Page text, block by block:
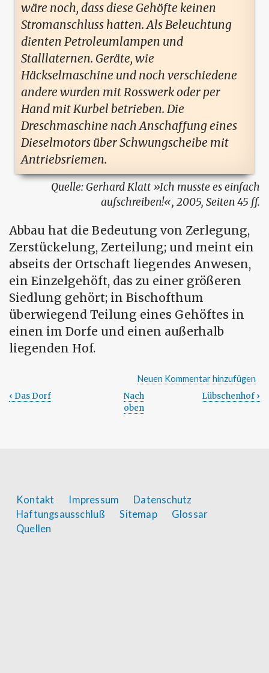
wäre noch, dass diese Gehöfte keinen
Stromanschluss hatten. Als Beleuchtung
dienten Petroleumlampen und
Stalllaternen. Geräte, wie
Häckselmaschine und noch verschiedene
andere wurden mit Rosswerk oder per
Hand mit Kurbel betrieben. Die
Dreschmaschine nach Anschaffung eines
Dieselmotors über Schwungscheibe mit
Antriebsriemen.
Gerhard Klatt
Ich musste es einfach
aufschreiben! , 2005, Seiten 45 ff.
Abbau hat die Bedeutung von Zerlegung,
Zerstückelung, Zerteilung; und meint ein
abseits der Ortschaft liegendes Anwesen,
ein Einzelgehöft, das zu einer größeren
Siedlung gehört; in Bischofthum
überwiegend Teilung eines Gehöftes in
einen im Dorfe und einen außerhalb
liegenden Hof.
Neuen Kommentar hinzufügen
im
Buch
‹ Das Dorf
Nach
oben
Lübschenhof ›
Footer
menu
Kontakt Impressum
Datenschutz
Haftungsausschluß
Sitemap
Glossar
Quellen